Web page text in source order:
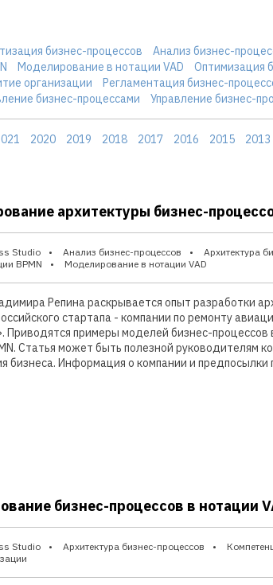
бизнес-процессов Анализ бизнес-
Моделирование в нотации VAD Оптимизация
организации Регламентация бизнес-
бизнес-процессами Управление бизнес-
2020 2019 2018 2017 2016 2015 2013
архитектуры бизнес-
Studio Анализ бизнес-процессов Архитектура
BPMN
Моделирование в нотации VAD
Репина раскрывается опыт разработки
стартапа - компании по ремонту
Приводятся примеры моделей бизнес-процессов
Статья может быть полезной руководителям
бизнеса. Информация о компании и предпосылки
бизнес-процессов в нотации
Studio Архитектура бизнес-процессов